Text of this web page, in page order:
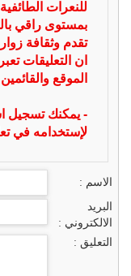
للنعرات
بمستوى راقي
تقدم وثقافة
ان التعليقات
الموقع
- يمكنك تسجيل
لإستخدامه في
الاسم :
البريد
الالكتروني :
التعليق :